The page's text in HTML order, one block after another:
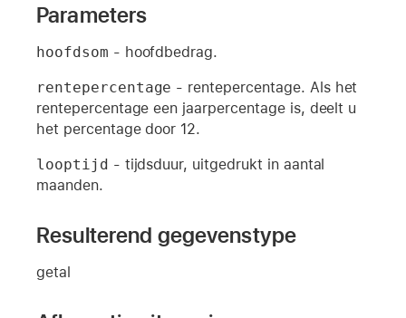
Parameters
hoofdsom - hoofdbedrag.
rentepercentage - rentepercentage. Als het
rentepercentage een jaarpercentage is, deelt u
het percentage door 12.
looptijd - tijdsduur, uitgedrukt in aantal
maanden.
Resulterend gegevenstype
getal